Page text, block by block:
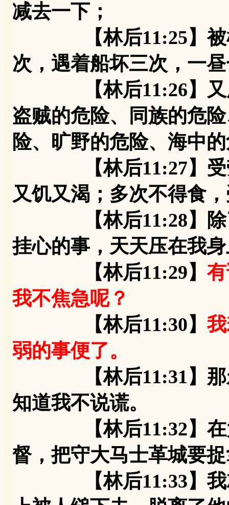
减去一下；
【林后11:25】被棍
次，遇着船坏三次，一
【林后11:26】又屡
盗贼的危险、同族的危
险、旷野的危险、海中
【林后11:27】受劳
又饥又渴；多次不得食
【林后11:28】除了
挂心的事，天天压在我
【林后11:29】
我不焦急呢？
【林后11:30】
弱的事便了。
【林后11:31】那永
知道我不说谎。
【林后11:32】在大
督，把守大马士革城要
【林后11:33】我就